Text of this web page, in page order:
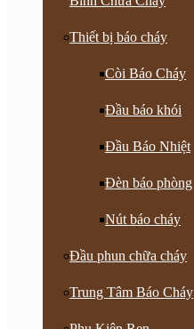
Thiết bị báo cháy
Còi Báo Cháy
Đầu báo khói
Đầu Báo Nhiệt
Đèn báo phòng
Nút báo cháy
Đầu phun chữa cháy
Trung Tâm Báo Cháy